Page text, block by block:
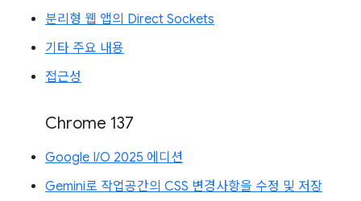
분리형 웹 앱의 Direct Sockets
기타 주요 내용
접근성
Chrome 137
Google I/O 2025 에디션
Gemini로 작업공간의 CSS 변경사항을 수정 및 저장